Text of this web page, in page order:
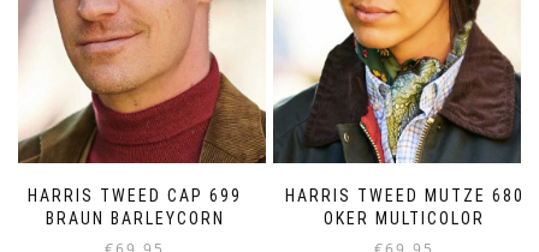
HARRIS TWEED CAP 699
BRAUN BARLEYCORN
HARRIS TWEED MUTZE 680
OKER MULTICOLOR